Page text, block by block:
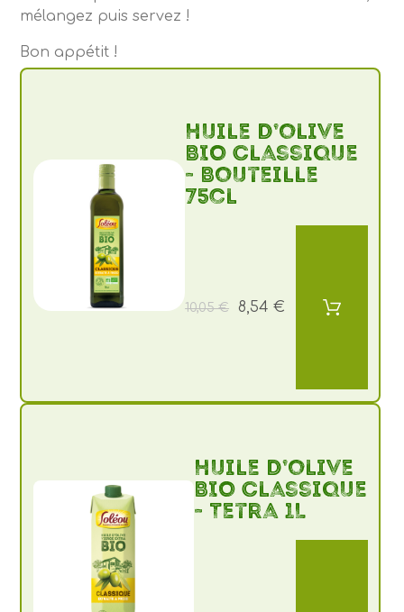
mélangez puis servez !
Bon appétit !
Huile d’olive
BIO Classique
- Bouteille
75cl
10,05 € 8,54 €
Huile d’olive
BIO Classique
- Tetra 1L